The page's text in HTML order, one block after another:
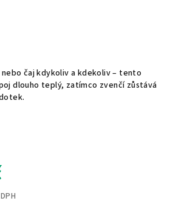
čaj kdykoliv a kdekoliv – tento
dlouho teplý, zatímco zvenčí zůstává